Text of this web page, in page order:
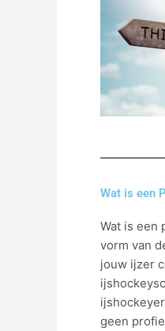
Wat is een
Wat is een
vorm van
jouw ijzer
geen